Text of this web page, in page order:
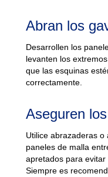
Abran los
Desarrollen los
levanten los
que las esquinas
correctamente.
Aseguren
Utilice abrazaderas
paneles de malla
apretados para evitar
Siempre es